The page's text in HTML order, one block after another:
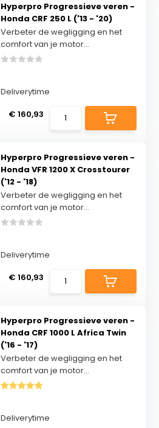
Hyperpro Progressieve veren -
Honda CRF 250 L ('13 - '20)
Verbeter de wegligging en het
comfort van je motor...
Deliverytime
€ 160,93
Hyperpro Progressieve veren -
Honda VFR 1200 X Crosstourer
('12 - '18)
Verbeter de wegligging en het
comfort van je motor...
Deliverytime
€ 160,93
Hyperpro Progressieve veren -
Honda CRF 1000 L Africa Twin
('16 - '17)
Verbeter de wegligging en het
comfort van je motor...
Deliverytime